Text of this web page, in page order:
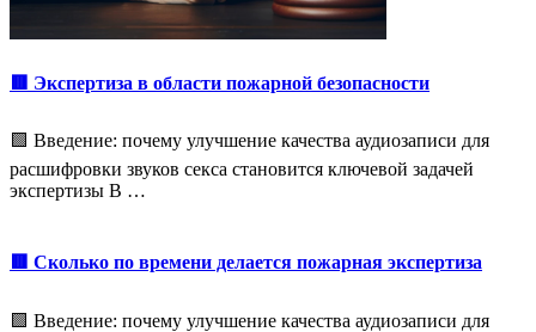
🟥 Экспертиза в области пожарной безопасности
🟩 Введение: почему улучшение качества аудиозаписи для
расшифровки звуков секса становится ключевой задачей
экспертизы В …
🟥 Сколько по времени делается пожарная экспертиза
🟩 Введение: почему улучшение качества аудиозаписи для